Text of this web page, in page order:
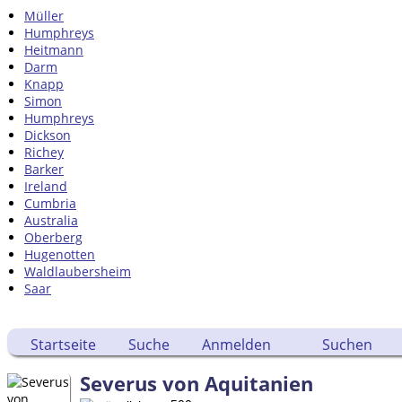
Müller
Humphreys
Heitmann
Darm
Knapp
Simon
Humphreys
Dickson
Richey
Barker
Ireland
Cumbria
Australia
Oberberg
Hugenotten
Waldlaubersheim
Saar
Startseite Suche Anmelden Suchen
Severus von Aquitanien